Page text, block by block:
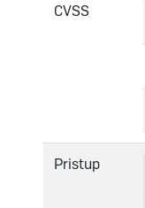
CVSS
Pristup